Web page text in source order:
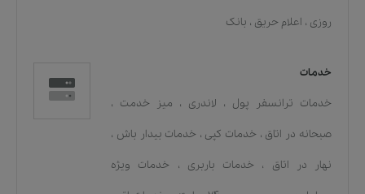
روزی ، اعلام حریق ، بانک
خدمات
خدمات ترانسفر پول ، لاندری ، میز خدمت ،
صبحانه در اتاق ، خدمات کپی ، خدمات بیدار باش ،
نهار در اتاق ، خدمات باربری ، خدمات ویژه